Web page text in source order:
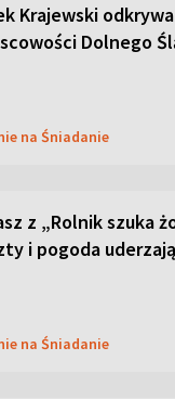
Krajewski
Dolnego
na Śniadanie
z „Rolnik szuka
i pogoda
na Śniadanie